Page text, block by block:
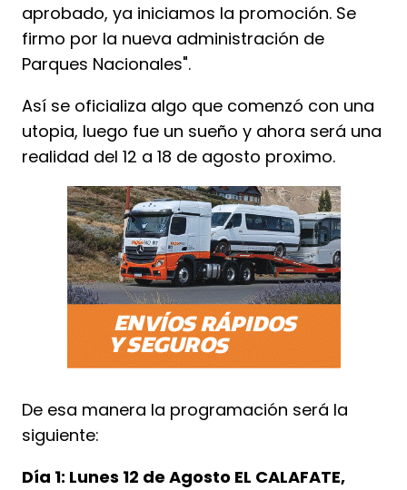
aprobado, ya iniciamos la promoción. Se
firmo por la nueva administración de
Parques Nacionales".
Así se oficializa algo que comenzó con una
utopia, luego fue un sueño y ahora será una
realidad del 12 a 18 de agosto proximo.
De esa manera la programación será la
siguiente:
Día 1: Lunes 12 de Agosto EL CALAFATE,